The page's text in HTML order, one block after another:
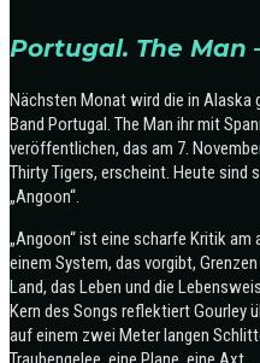
Portugal. The Man
Nächsten Monat wird die in Alaska
Band Portugal. The Man ihr mit
veröffentlichen, das am 7.
Thirty Tigers, erscheint. Heute sind
„Angoon“.
„Angoon“ ist eine scharfe Kritik
einem System, das vorgibt,
Land, das Leben und die
Kern des Songs reflektiert Gourley
auf einem zwei Meter langen